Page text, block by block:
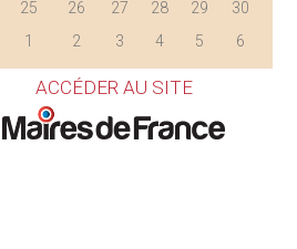
25 26 27 28 29
30
1 2 3 4 5 6
ACCÉDER AU SITE